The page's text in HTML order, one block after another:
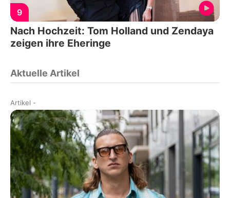
9
Nach Hochzeit: Tom Holland und Zendaya
zeigen ihre Eheringe
Aktuelle Artikel
Artikel -